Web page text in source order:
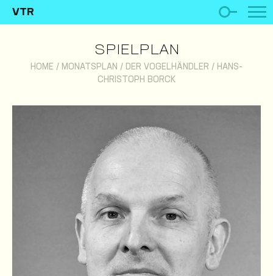
VTR
SPIELPLAN
HOME / MONATSPLAN / DER VOGELHÄNDLER / HANS-
CHRISTOPH BORCK